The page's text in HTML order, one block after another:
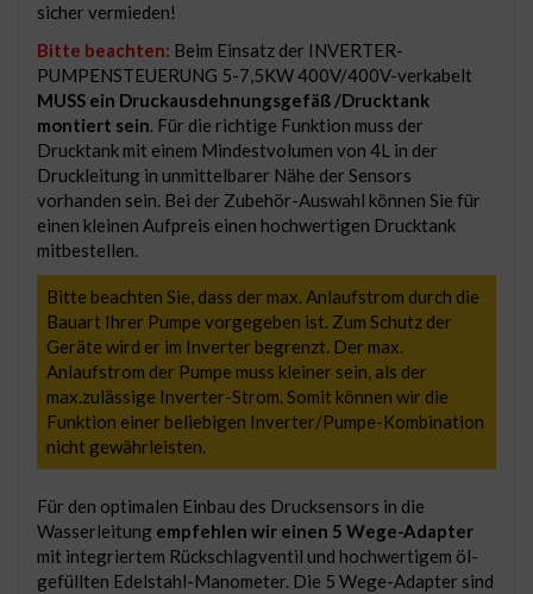
sicher vermieden!
Bitte beachten: Beim Einsatz der INVERTER-
PUMPENSTEUERUNG 5-7,5KW 400V/400V-verkabelt
MUSS ein Druckausdehnungsgefäß /Drucktank
montiert sein. Für die richtige Funktion muss der
Drucktank mit einem Mindestvolumen von 4L in der
Druckleitung in unmittelbarer Nähe der Sensors
vorhanden sein. Bei der Zubehör-Auswahl können Sie für
einen kleinen Aufpreis einen hochwertigen Drucktank
mitbestellen.
Bitte beachten Sie, dass der max. Anlaufstrom durch die
Bauart Ihrer Pumpe vorgegeben ist. Zum Schutz der
Geräte wird er im Inverter begrenzt. Der max.
Anlaufstrom der Pumpe muss kleiner sein, als der
max.zulässige Inverter-Strom. Somit können wir die
Funktion einer beliebigen Inverter/Pumpe-Kombination
nicht gewährleisten.
Für den optimalen Einbau des Drucksensors in die
Wasserleitung empfehlen wir einen 5 Wege-Adapter
mit integriertem Rückschlagventil und hochwertigem öl-
gefüllten Edelstahl-Manometer. Die 5 Wege-Adapter sind